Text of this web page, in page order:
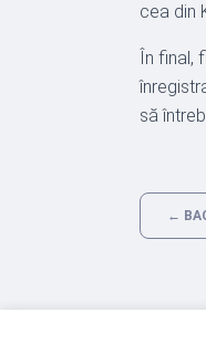
cea din
În final,
să
←